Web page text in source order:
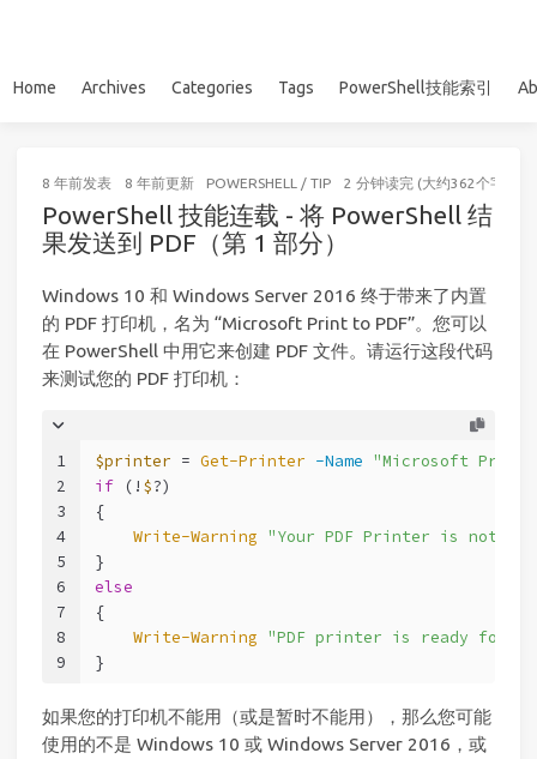
Home Archives Categories Tags PowerShell技能索引
8 年前发表 8 年前更新 POWERSHELL / TIP 2 分钟读完 (大约362个字)
PowerShell 技能连载 - 将 PowerShell 结
果发送到 PDF（第 1 部分）
Windows 10 和 Windows Server 2016 终于带来了内置
的 PDF 打印机，名为 “Microsoft Print to PDF”。您可以
在 PowerShell 中用它来创建 PDF 文件。请运行这段代码
来测试您的 PDF 打印机：
1
2
3
4
5
6
7
8
9
$printer = Get-Printer -Name "Microsoft Print
if (! $?)
{
Write-Warning "Your PDF Printer is not
}
else
{
Write-Warning "PDF printer is ready for
}
如果您的打印机不能用（或是暂时不能用），那么您可能
使用的不是 Windows 10 或 Windows Server 2016，或